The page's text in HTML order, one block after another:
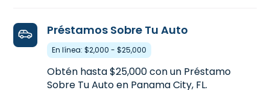
línea o en una sucursal. . Solicita hoy en 619
W. 23rd Street en Panama City, FL, para un
Préstamo a Plazos hasta $1,000, o llamanos
(850) 873-6162para precalificar antes que
visites una sucursal..
Préstamos Sobre Tu Auto
En línea: $2,000 - $25,000
Obtén hasta $25,000 con un Préstamo
Sobre Tu Auto en Panama City, FL.